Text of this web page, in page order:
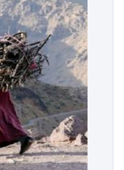
التحديث